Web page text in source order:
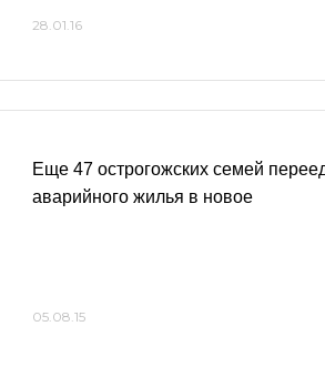
28.01.16
Еще 47 острогожских семей
аварийного жилья в новое
05.08.15